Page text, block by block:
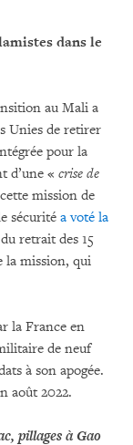
dans le
au Mali a
Unies de retirer
pour la
d’une « crise de
mission de
sécurité a voté la
retrait des 15
la mission, qui
la France en
de neuf
à son apogée.
août 2022.
pillages à Gao